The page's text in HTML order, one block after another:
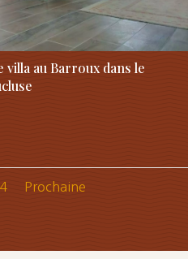
villa au Barroux dans le
4 Prochaine